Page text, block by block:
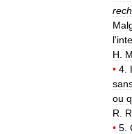
l'
H
• 4 L
ou
R
• 5